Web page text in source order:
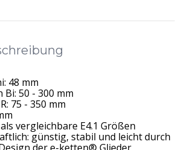
48 mm
50 - 300 mm
75 - 350 mm
vergleichbare E4.1 Größen
günstig, stabil und leicht durch
der e-ketten® Glieder